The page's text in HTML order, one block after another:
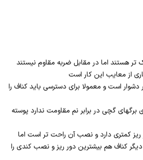
هستند اما در مقابل ضربه مقاوم نیستند
از معایب این کار است
است و معمولا برای دسترسی باید کناف را
برگهای گچی در برابر نم مقاومت ندارد پوسته
کمتری دارد و نصب آن راحت تر است اما
کناف هم بیشترین دور ریز و نصب کندی را